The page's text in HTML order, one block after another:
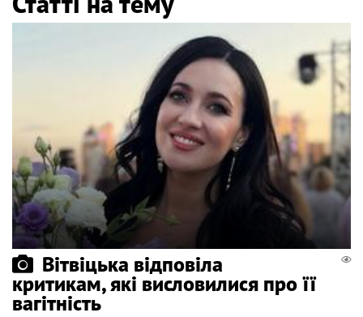
Вітвіцька відповіла
критикам, які висловилися про її
вагітність